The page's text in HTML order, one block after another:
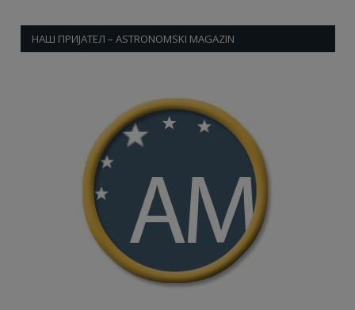
НАШ ПРИЈАТЕЛ – ASTRONOMSKI MAGAZIN